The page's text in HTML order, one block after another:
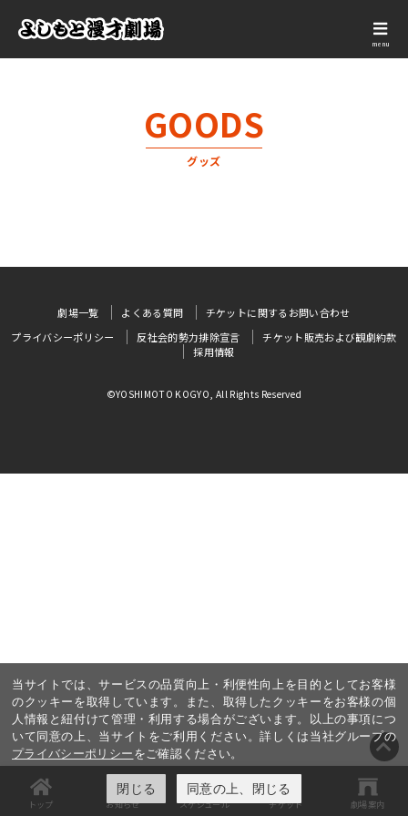
menu
GOODS
グッズ
トップ お知らせ スケジュール チケット 劇場案内
当サイトでは、サービスの品質向上・利便性向上を目的としてお客様
のクッキーを取得しています。また、取得したクッキーをお客様の個
人情報と紐付けて管理・利用する場合がございます。以上の事項につ
いて同意の上、当サイトをご利用ください。詳しくは当社グループの
プライバシーポリシーをご確認ください。
閉じる 同意の上、閉じる
劇場一覧 よくある質問
チケットに関するお問い合わせ
プライバシーポリシー
反社会的勢力排除宣言
チケット販売および観劇約款
採用情報
©YOSHIMOTO KOGYO, All Rights Reserved